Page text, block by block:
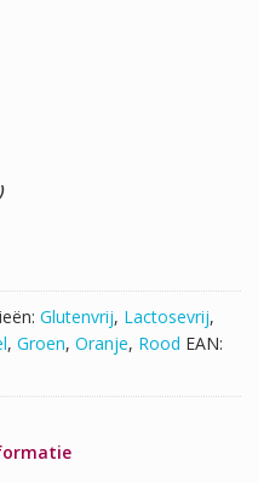
Glutenvrij, Lactosevrij,
, Groen, Oranje, Rood EAN: